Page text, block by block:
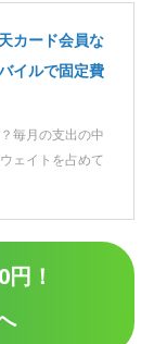
カード会員な
イルで固定費
毎月の支出の中
ェイトを占めて
円！